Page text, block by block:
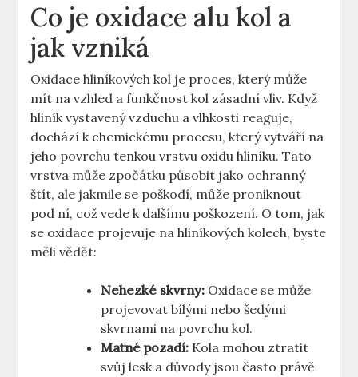
Co je oxidace alu kol a
jak vzniká
Oxidace hliníkových kol je proces, který může
mít na vzhled a funkčnost kol zásadní vliv. Když
hliník vystavený vzduchu a vlhkosti reaguje,
dochází k chemickému procesu, který vytváří na
jeho povrchu tenkou vrstvu oxidu hliníku. Tato
vrstva může zpočátku působit jako ochranný
štít, ale jakmile se poškodí, může proniknout
pod ní, což vede k dalšímu poškození. O tom, jak
se oxidace projevuje na hliníkových kolech, byste
měli vědět:
Nehezké skvrny: Oxidace se může
projevovat bílými nebo šedými
skvrnami na povrchu kol.
Matné pozadí: Kola mohou ztratit
svůj lesk a důvody jsou často právě